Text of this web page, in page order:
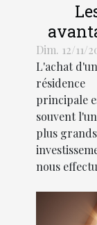
de
d'une
pour
Dim. 12/11/
L'achat
résidence
principale
souvent
plus grands
nous